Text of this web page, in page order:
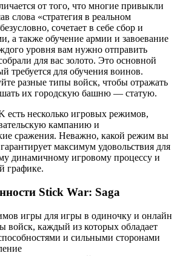
от того, что многие привыкли
слова «стратегия в реальном
сочетает в себе сбор и
а также обучение армии и завоевание
уровня вам нужно отправить
для вас золото. Это основной
требуется для обучения воинов.
разные типы войск, чтобы отражать
их городскую башню — статую.
есть несколько игровых режимов,
кампанию и
сражения. Неважно, какой режим вы
максимум удовольствия для
динамичному игровому процессу и
графике.
Stick War: Saga
игры для игры в одиночку и онлайн
войск, каждый из которых обладает
и сильными сторонами